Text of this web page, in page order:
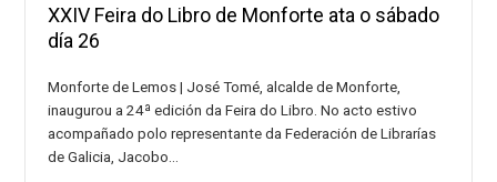
XXIV Feira do Libro de Monforte ata o sábado
día 26
Monforte de Lemos | José Tomé, alcalde de Monforte,
inaugurou a 24ª edición da Feira do Libro. No acto estivo
acompañado polo representante da Federación de Librarías
de Galicia, Jacobo…